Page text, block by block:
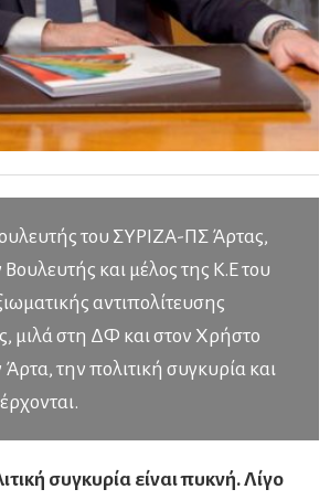
του ΣΥΡΙΖΑ-ΠΣ Άρτας,
και μέλος της Κ.Ε του
αντιπολίτευσης
μιλά στη ΔΦ και στον Χρήστο
την πολιτική συγκυρία και
συγκυρία είναι πυκνή. Λίγο